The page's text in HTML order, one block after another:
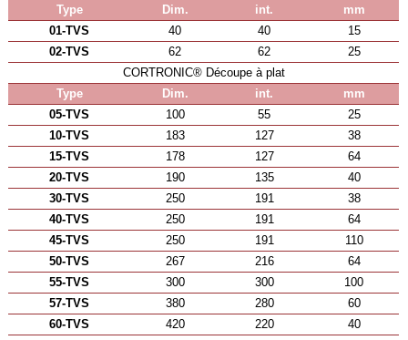
Type Dim. int.
mm
01-TVS
40 40
15
02-TVS
62 62
25
CORTRONIC® Découpe à plat
Type
Dim. int.
mm
05-TVS
100 55
25
10-TVS
183 127
38
15-TVS
178 127
64
20-TVS
190 135
40
30-TVS
250 191
38
40-TVS
250 191
64
45-TVS
250 191
110
50-TVS
267 216
64
55-TVS
300 300
100
57-TVS
380 280
60
60-TVS
420 220
40